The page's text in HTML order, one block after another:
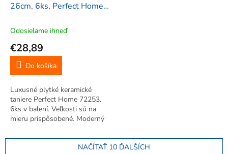
26cm, 6ks, Perfect Home
Odosielame ihneď
€28,89
Do košíka
Luxusné plytké keramické
taniere Perfect Home 72253.
6ks v balení. Veľkosti sú na
mieru prispôsobené. Moderný
kuchyne.
NAČÍTAŤ 10 ĎALŠÍCH